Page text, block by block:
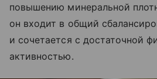
повышению минеральной
он входит в общий
и сочетается с достаточной
активностью.